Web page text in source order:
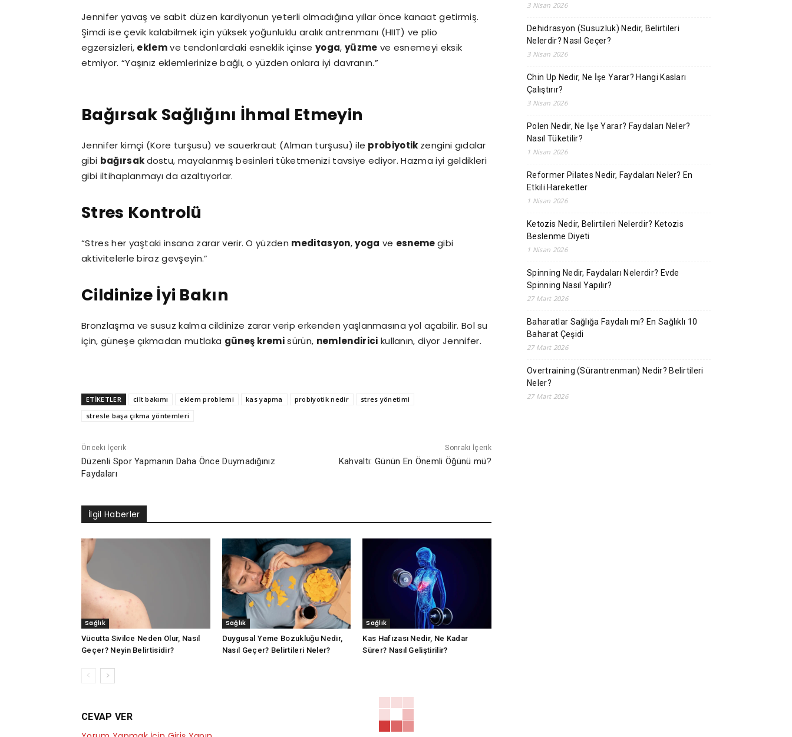
Jennifer yavaş ve sabit düzen kardiyonun yeterli olmadığına yıllar önce kanaat getirmiş.
Şimdi ise çevik kalabilmek için yüksek yoğunluklu aralık antrenmanı (HIIT) ve plio
egzersizleri, eklemve tendonlardaki esneklik içinse yoga, yüzme ve esnemeyi eksik
etmiyor. “Yaşınız eklemlerinize bağlı, o yüzden onlara iyi davranın.”
Bağırsak Sağlığını İhmal Etmeyin
Jennifer kimçi (Kore turşusu) ve sauerkraut (Alman turşusu) ile probiyotik zengini gıdalar
gibi bağırsakdostu, mayalanmış besinleri tüketmenizi tavsiye ediyor. Hazma iyi geldikleri
gibi iltihaplanmayı da azaltıyorlar.
Stres Kontrolü
“Stres her yaştaki insana zarar verir. O yüzden meditasyon,yoga ve esnemegibi
aktivitelerle biraz gevşeyin.”
Cildinize İyi Bakın
Bronzlaşma ve susuz kalma cildinize zarar verip erkenden yaşlanmasına yol açabilir. Bol su
için, güneşe çıkmadan mutlaka güneş kremisürün, nemlendirici kullanın, diyor Jennifer.
ETİKETLER cilt bakımı eklem problemi kas yapma probiyotik nedir
stres yönetimi
stresle başa çıkma yöntemleri
Önceki İçerik
Düzenli Spor Yapmanın Daha Önce Duymadığınız
Faydaları
Sonraki İçerik
Kahvaltı: Günün En Önemli Öğünü mü?
İlgil Haberler
Sağlık
Vücutta Sivilce Neden Olur, Nasıl
Geçer? Neyin Belirtisidir?
Sağlık
Duygusal Yeme Bozukluğu Nedir,
Nasıl Geçer? Belirtileri Neler?
Sağlık
Kas Hafızası Nedir, Ne Kadar
Sürer? Nasıl Geliştirilir?
CEVAP VER
3 Nisan 2026
Dehidrasyon (Susuzluk) Nedir, Belirtileri
Nelerdir? Nasıl Geçer?
3 Nisan 2026
Chin Up Nedir, Ne İşe Yarar? Hangi Kasları
Çalıştırır?
3 Nisan 2026
Polen Nedir, Ne İşe Yarar? Faydaları Neler?
Nasıl Tüketilir?
1 Nisan 2026
Reformer Pilates Nedir, Faydaları Neler? En
Etkili Hareketler
1 Nisan 2026
Ketozis Nedir, Belirtileri Nelerdir? Ketozis
Beslenme Diyeti
1 Nisan 2026
Spinning Nedir, Faydaları Nelerdir? Evde
Spinning Nasıl Yapılır?
27 Mart 2026
Baharatlar Sağlığa Faydalı mı? En Sağlıklı 10
Baharat Çeşidi
27 Mart 2026
Overtraining (Sürantrenman) Nedir? Belirtileri
Neler?
27 Mart 2026